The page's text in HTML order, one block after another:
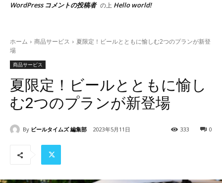
WordPress コメントの投稿者 の上 Hello world!